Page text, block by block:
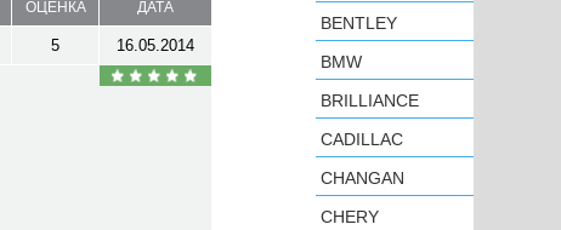
ОЦЕНКА ДАТА
5 16.05.2014
BENTLEY
BMW
BRILLIANCE
CADILLAC
CHANGAN
CHERY